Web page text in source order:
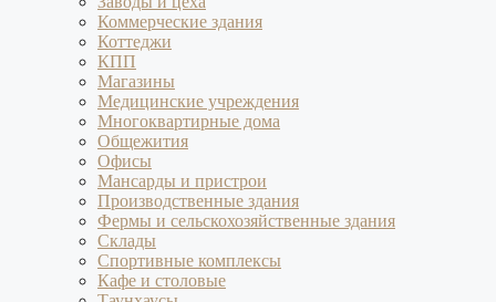
Коммерческие здания
Коттеджи
КПП
Магазины
Медицинские учреждения
Многоквартирные дома
Общежития
Офисы
Мансарды и пристрои
Производственные здания
Фермы и сельскохозяйственные здания
Склады
Спортивные комплексы
Кафе и столовые